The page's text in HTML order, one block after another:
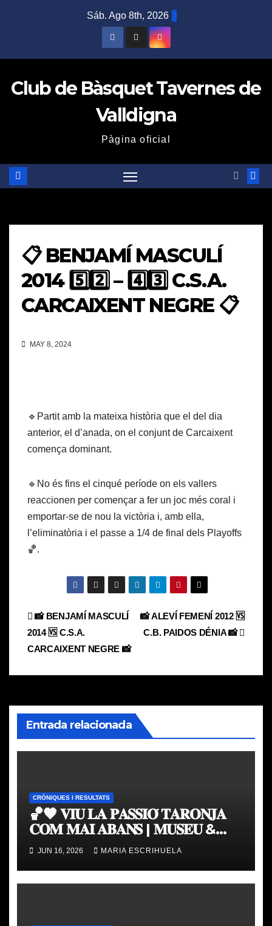
Sáb. Ago 8th, 2026
Club de Bàsquet Tavernes de
Valldigna
Pàgina oficial
📋 BENJAMÍ MASCULÍ
2014 5️⃣2️⃣ – 4️⃣3️⃣ C.S.A.
CARCAIXENT NEGRE 📋
MAY 8, 2024
🔹Partit amb la mateixa història que el del dia
anterior, el d’anada, on el conjunt de Carcaixent
comença dominant.
🔹No és fins el cinqué període on els vallers
reaccionen per començar a fer un joc més coral i
emportar-se de nou la victòria i, amb ella,
l’eliminatòria i el passe a 1/4 de final dels Playoffs
🏀.
Navegación
de
entradas
📸 ALEVÍ FEMENÍ 2012 🆚
C.B. PAIDOS DÉNIA 📸
📸 BENJAMÍ MASCULÍ
2014 🆚 C.S.A.
CARCAIXENT NEGRE 📸
Entrada relacionada
CRÒNIQUES I RESULTATS
🏀🧡 𝐕𝐈𝐔 𝐋𝐀 𝐏𝐀𝐒𝐒𝐈𝐎́ 𝐓𝐀𝐑𝐎𝐍𝐉𝐀
𝐂𝐎𝐌 𝐌𝐀𝐈 𝐀𝐁𝐀𝐍𝐒 | 𝐌𝐔𝐒𝐄𝐔 &
𝐓𝐎𝐔𝐑 𝐕𝐀𝐋𝐄𝐍𝐂𝐈𝐀 𝐁𝐀𝐒𝐊𝐄𝐓
JUN 16, 2026 MARIA ESCRIHUELA